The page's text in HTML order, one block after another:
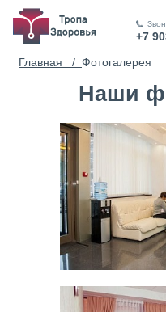
+7
Главная / Фотогалерея
Наши